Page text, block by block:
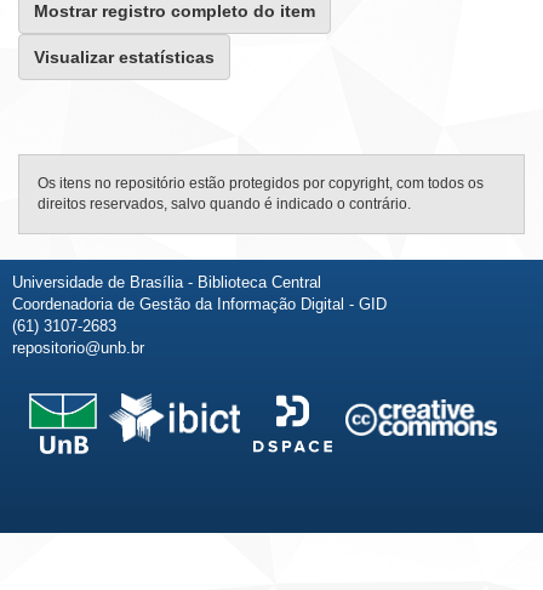
Mostrar registro completo do item
Visualizar estatísticas
Os itens no repositório estão protegidos por copyright, com todos os
direitos reservados, salvo quando é indicado o contrário.
Universidade de Brasília - Biblioteca Central
Coordenadoria de Gestão da Informação Digital - GID
(61) 3107-2683
repositorio@unb.br